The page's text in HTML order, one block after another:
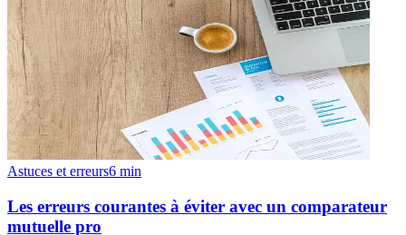
Astuces et erreurs6 min
Les erreurs courantes à éviter avec un comparateur
mutuelle pro